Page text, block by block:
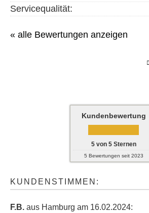
Servicequalität:
« alle Bewertungen anzeigen
Kundenbewertung
5von 5Sternen
5 Bewertungen seit 2023
KUNDENSTIMMEN:
F.B. aus Hamburg am 16.02.2024: